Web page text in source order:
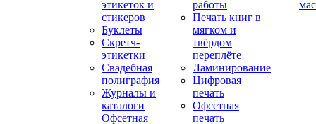
этикеток и
стикеров
Буклеты
Скретч-
этикетки
Свадебная
полиграфия
Журналы и
каталоги
Офсетная
работы
Печать книг в
мягком и
твёрдом
переплёте
Ламинирование
Цифровая
печать
Офсетная
печать